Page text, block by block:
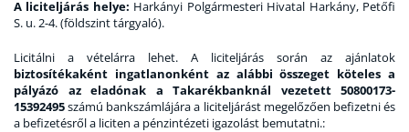
A liciteljárás helye: Harkányi Polgármesteri Hivatal Harkány, Petőfi
S. u. 2-4. (földszint tárgyaló).
Licitálni a vételárra lehet. A liciteljárás során az ajánlatok
biztosítékaként ingatlanonként az alábbi összeget köteles a
pályázó az eladónak a Takarékbanknál vezetett 50800173-
15392495számú bankszámlájára a liciteljárást megelőzően befizetni és
a befizetésről a liciten a pénzintézeti igazolást bemutatni.: